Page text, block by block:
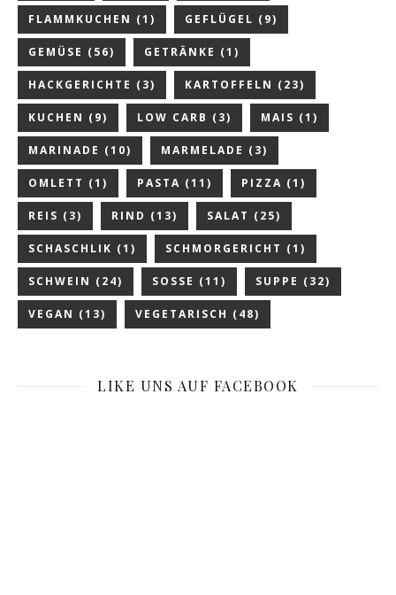
FLAMMKUCHEN (1) GEFLÜGEL (9)
GEMÜSE (56) GETRÄNKE (1)
HACKGERICHTE (3) KARTOFFELN (23)
KUCHEN (9) LOW CARB (3) MAIS (1)
MARINADE (10) MARMELADE (3)
OMLETT (1) PASTA (11) PIZZA (1)
REIS (3) RIND (13) SALAT (25)
SCHASCHLIK (1) SCHMORGERICHT (1)
SCHWEIN (24) SOSSE (11) SUPPE (32)
VEGAN (13) VEGETARISCH (48)
LIKE UNS AUF FACEBOOK